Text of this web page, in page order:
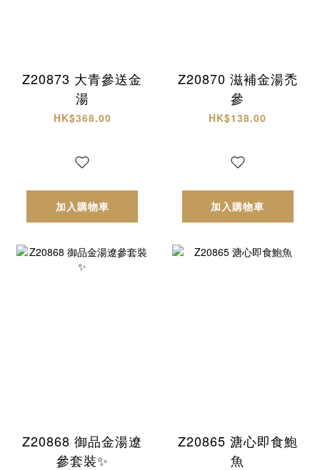
Z20873 大青參送金
湯
HK$368.00
加入購物車
Z20870 滋補金湯禿
參
HK$138.00
加入購物車
Z20868 御品金湯遼
參套裝✨
Z20865 溏心即食鮑
魚